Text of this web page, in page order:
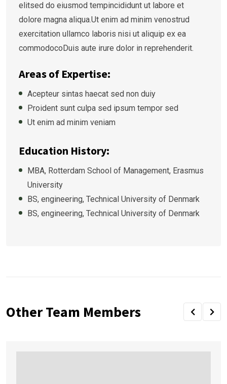
elitsed do eiusmod tempincididunt ut labore et
dolore magna aliqua.Ut enim ad minim venostrud
exercitation ullamco laboris nisi ut aliquip ex ea
commodocoDuis aute irure dolor in reprehenderit.
Areas of Expertise:
Acepteur sintas haecat sed non duiy
Proident sunt culpa sed ipsum tempor sed
Ut enim ad minim veniam
Education History:
MBA, Rotterdam School of Management, Erasmus
University
BS, engineering, Technical University of Denmark
BS, engineering, Technical University of Denmark
Other Team Members